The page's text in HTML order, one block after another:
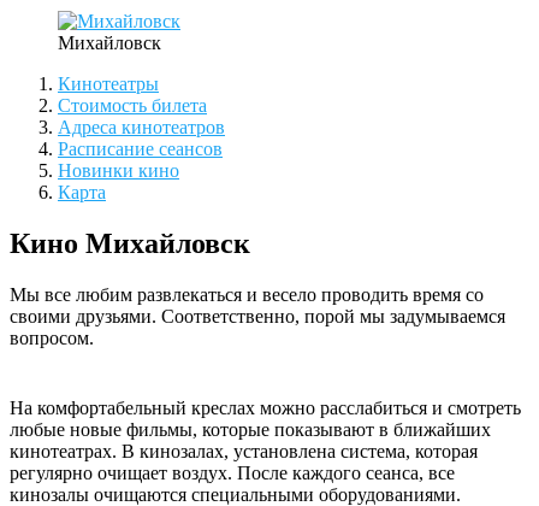
Михайловск
Кинотеатры
Стоимость билета
Адреса кинотеатров
Расписание сеансов
Новинки кино
Карта
Кино Михайловск
Мы все любим развлекаться и весело проводить время со
своими друзьями. Соответственно, порой мы задумываемся
вопросом.
На комфортабельный креслах можно расслабиться и смотреть
любые новые фильмы, которые показывают в ближайших
кинотеатрах. В кинозалах, установлена система, которая
регулярно очищает воздух. После каждого сеанса, все
кинозалы очищаются специальными оборудованиями.